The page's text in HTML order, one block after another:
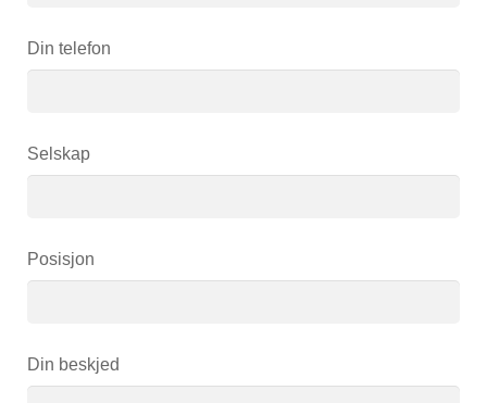
Din telefon
Selskap
Posisjon
Din beskjed